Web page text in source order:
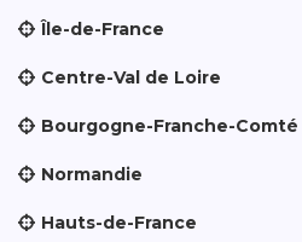
Île-de-France
Centre-Val de Loire
Bourgogne-Franche-Comté
Normandie
Hauts-de-France